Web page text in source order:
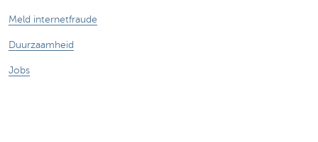
Meld internetfraude
Duurzaamheid
Jobs